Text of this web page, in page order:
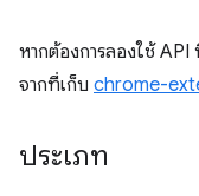
หากต้องการลองใช้ API
จากที่เก็บ chrome-
ประเภท